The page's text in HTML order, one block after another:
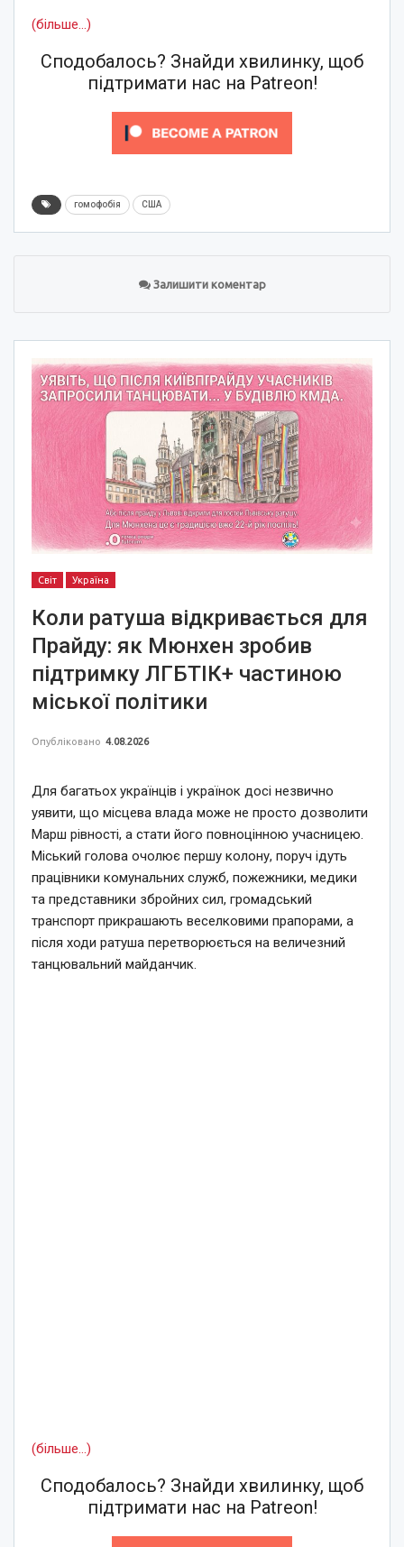
(більше…)
Сподобалось? Знайди хвилинку, щоб
підтримати нас на Patreon!
гомофобія США
Залишити коментар
Світ Україна
Коли ратуша відкривається для
Прайду: як Мюнхен зробив
підтримку ЛГБТІК+ частиною
міської політики
Опубліковано 4.08.2026
Для багатьох українців і українок досі незвично
уявити, що місцева влада може не просто дозволити
Марш рівності, а стати його повноцінною учасницею.
Міський голова очолює першу колону, поруч ідуть
працівники комунальних служб, пожежники, медики
та представники збройних сил, громадський
транспорт прикрашають веселковими прапорами, а
після ходи ратуша перетворюється на величезний
танцювальний майданчик.
(більше…)
Сподобалось? Знайди хвилинку, щоб
підтримати нас на Patreon!